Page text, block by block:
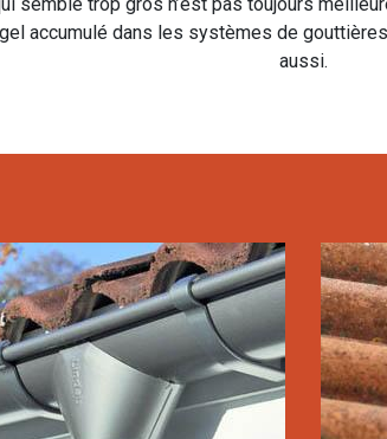
accumulé dans les systèmes de
aussi.